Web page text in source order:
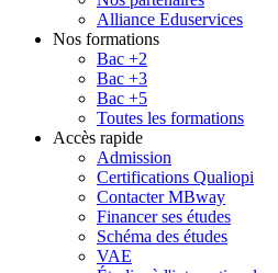
Alliance Eduservices
Nos formations
Bac +2
Bac +3
Bac +5
Toutes les formations
Accès rapide
Admission
Certifications Qualiopi
Contacter MBway
Financer ses études
Schéma des études
VAE